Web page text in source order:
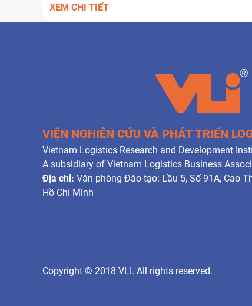
XEM CHI TIẾT
VIỆN NGHIÊN CỨU VÀ PHÁT TRIỂN
Vietnam Logistics Research and Development
A subsidiary of Vietnam Logistics Business
Địa chỉ: Văn phòng Đào tạo: Lầu 5, Số 91A, Cao
Hồ Chí Minh
Copyright © 2018 VLI. All rights reserved.